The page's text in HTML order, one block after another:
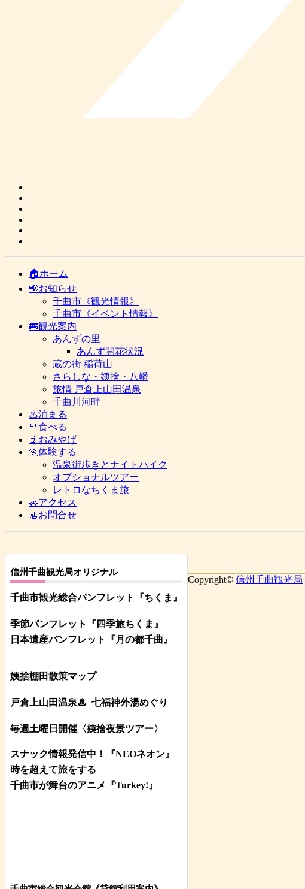
🏠ホーム
📢お知らせ
千曲市《観光情報》
千曲市《イベント情報》
🚌観光案内
あんずの里
あんず開花状況
蔵の街 稲荷山
さらしな・姨捨・八幡
旅情 戸倉上山田温泉
千曲川河畔
♨泊まる
🍴食べる
🍑おみやげ
🏃体験する
温泉街歩きとナイトハイク
オプショナルツアー
レトロなちくま旅
🚗アクセス
📃お問合せ
信州千曲観光局オリジナル
千曲市観光総合パンフレット 『ちくま』
季節パンフレット『四季旅ちくま』
日本遺産パンフレット
『月の都千曲』
姨捨棚田散策マップ
戸倉上山田温泉♨ 七福神外湯めぐり
毎週土曜日開催〈姨捨夜景ツアー〉
スナック情報発信中！『NEOネオン』
時を超えて旅をする
千曲市が舞台のアニメ『Turkey!』
Copyright© 信州千曲観光局